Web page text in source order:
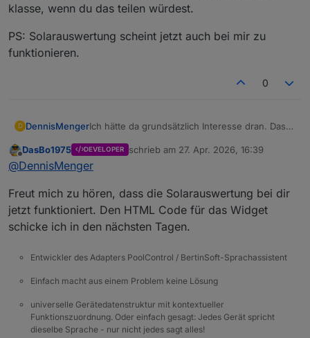
klasse, wenn du das teilen würdest.
PS: Solarauswertung scheint jetzt auch bei mir zu
funktionieren.
0
D DennisMengerIch hätte da grundsätzlich Interesse dran. Das
PS: Solarauswertung scheint jetzt auch bei mir
zu funktionieren.
Offline
DasBo1975 DEVELOPER schrieb am 27. Apr. 2026, 16:39
zuletzt editiert von
@DennisMenger
Freut mich zu hören, dass die Solarauswertung bei dir
jetzt funktioniert. Den HTML Code für das Widget
schicke ich in den nächsten Tagen.
Entwickler des Adapters PoolControl / BertinSoft-Sprachassistent
Einfach macht aus einem Problem keine Lösung
universelle Gerätedatenstruktur mit kontextueller
Funktionszuordnung. Oder einfach gesagt: Jedes Gerät spricht
dieselbe Sprache - nur nicht jedes sagt alles!